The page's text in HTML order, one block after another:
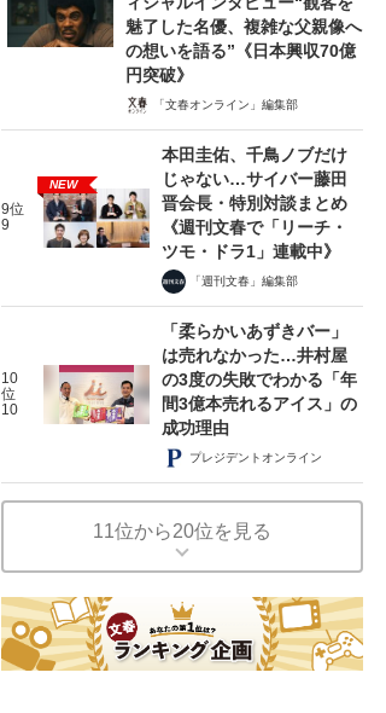
魅了した名優、複雑な父親像へ
の想いを語る”《日本興収70億
円突破》
「文春オンライン」編集部
9位
9
NEW
本田圭佑、千鳥ノブだけ
じゃない…サイバー藤田
晋会長・特別対談まとめ
《週刊文春で「リーチ・
ツモ・ドラ1」連載中》
「週刊文春」編集部
10
位
10
「柔らかいあずきバー」
は売れなかった…井村屋
の3度の失敗でわかる「年
間3億本売れるアイス」の
成功理由
プレジデントオンライン
11位から20位を見る